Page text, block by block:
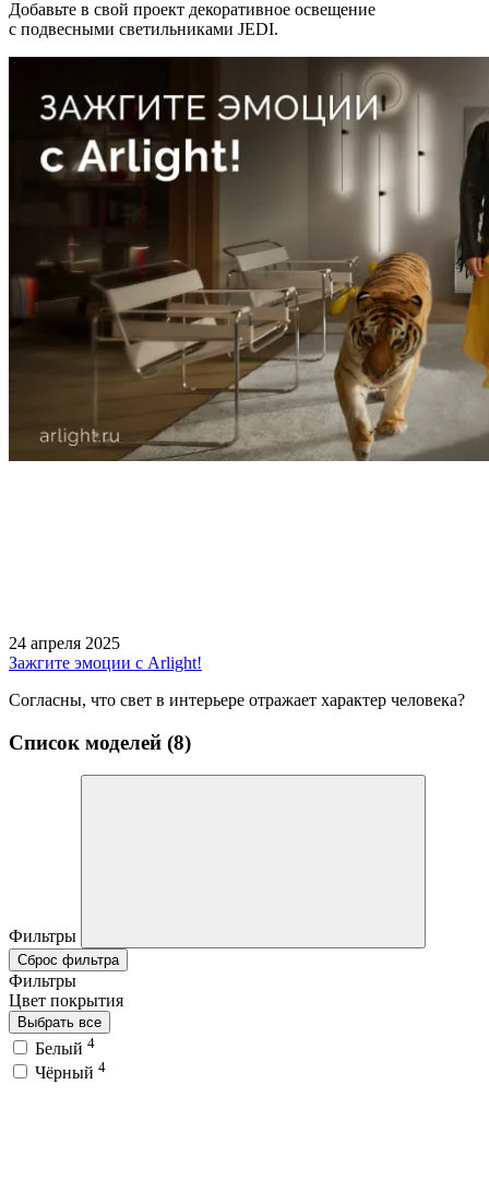
Добавьте в свой проект декоративное освещение
с подвесными светильниками JEDI.
24 апреля 2025
Зажгите эмоции с Arlight!
Согласны, что свет в интерьере отражает характер человека?
Список моделей (8)
Фильтры
Сброс фильтра
Фильтры
Цвет покрытия
Выбрать все
Белый 4
Чёрный 4